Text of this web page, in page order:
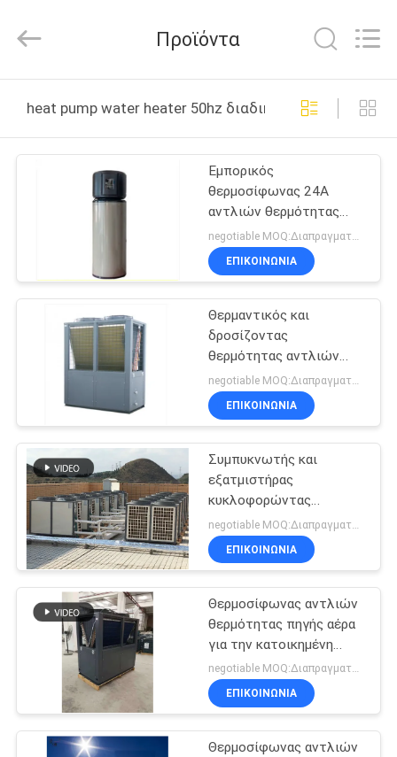
ΠΡΟΪΌΝΤΑ
ΜΕ
ΕΜΆΣ
ΕΠΙΣΚΕΨΉ
ΕΡΓΟΣΤΑΣΊΟΥ
ΈΛΕΓΧΟΣ
ΠΟΙΌΤΗΤΑΣ
ΕΠΙΚΟΙΝΩΝΉΣΤΕ
ΜΑΖΊ
ΜΑΣ
ΕΙΔΉΣΕΙΣ
ΥΠΟΘΈΣΕΙΣ
Ltd..
Developed
Προϊόντα
heat pump water heater 50hz διαδικτυακή κατασκευή
Εμπορικός
θερμοσίφωνας 24A
αντλιών θερμότητας
συνεχών αναστροφέων
300L
negotiable MOQ:Διαπραγματεύσιμος
ΕΠΙΚΟΙΝΩΝΙΑ
Θερμαντικός και
δροσίζοντας
θερμότητας αντλιών
θερμοσίφωνας πηγής
αέρα κατοικίας χάλυβα
Gavanized
ΕΠΙΚΟΙΝΩΝΙΑ
Συμπυκνωτής και
εξατμιστήρας
κυκλοφορώντας
αντλιών θερμοσιφώνων
αντλιών ενεργειακής
θερμότητας αέρα
ΕΠΙΚΟΙΝΩΝΙΑ
Θερμοσίφωνας αντλιών
θερμότητας πηγής αέρα
για την κατοικημένη
θέρμανση
negotiable MOQ:Διαπραγματεύσιμος
ΕΠΙΚΟΙΝΩΝΙΑ
Θερμοσίφωνας αντλιών